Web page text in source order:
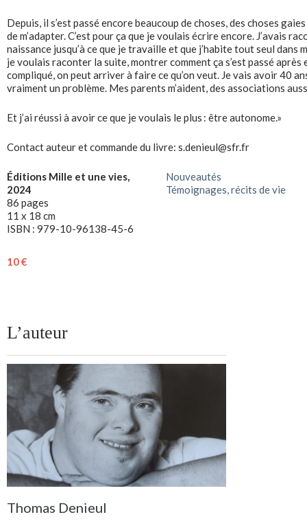
Depuis, il s’est passé encore beaucoup de choses, des choses
de m’adapter. C’est pour ça que je voulais écrire encore. J’avais
naissance jusqu’à ce que je travaille et que j’habite tout seul
je voulais raconter la suite, montrer comment ça s’est passé après
compliqué, on peut arriver à faire ce qu’on veut. Je vais avoir 40
vraiment un problème. Mes parents m’aident, des associations
Et j’ai réussi à avoir ce que je voulais le plus : être autonome.»
Contact auteur et commande du livre: s.denieul@sfr.fr
Éditions Mille et une vies,
2024
86 pages
11 x 18 cm
ISBN : 979-10-96138-45-6
10 €
Nouveautés
Témoignages, récits de vie
L’auteur
Thomas Denieul